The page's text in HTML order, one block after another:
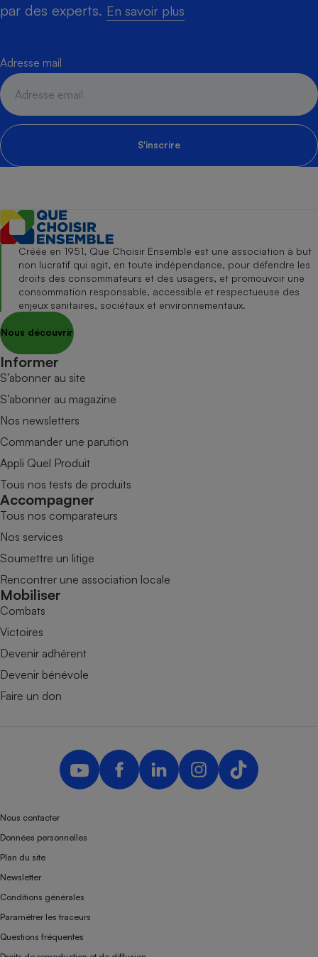
par des experts. En savoir plus
Adresse mail
S'inscrire
Créée en 1951, Que Choisir Ensemble est une association à but
non lucratif qui agit, en toute indépendance, pour défendre les
droits des consommateurs et des usagers, et promouvoir une
consommation responsable, accessible et respectueuse des
enjeux sanitaires, sociétaux et environnementaux.
Nous découvrir
Informer
S’abonner au site
S’abonner au magazine
Nos newsletters
Commander une parution
Appli Quel Produit
Tous nos tests de produits
Accompagner
Tous nos comparateurs
Nos services
Soumettre un litige
Rencontrer une association locale
Mobiliser
Combats
Victoires
Devenir adhérent
Devenir bénévole
Faire un don
Nous contacter
Données personnelles
Plan du site
Newsletter
Conditions générales
Paramétrer les traceurs
Questions fréquentes